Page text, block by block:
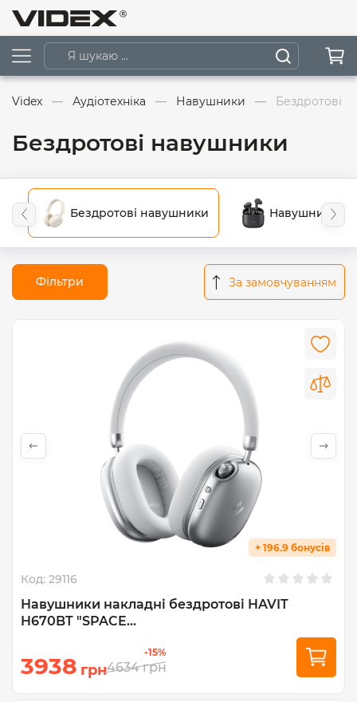
Videx Аудіотехніка Навушники Бездротові
Бездротові навушники
Бездротові навушники Навушники
За замовчуванням
Фільтри
+ 196.9 бонусів
Код: 29116
Навушники накладні бездротові HAVIT
H670BT "SPACE...
3938 грн
-15%
4634 грн